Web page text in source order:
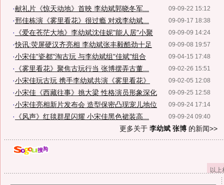
09-09-22 15:12
·献礼片《惊天动地》首映 李幼斌郭晓冬军...
09-09-17 18:38
·邢佳栋演《雾里看花》很过瘾 对戏李幼斌...
09-09-09 14:24
· 《爱在苍茫大地》李幼斌沈佳妮"能人居"小聚
09-09-08 19:57
·快讯:荧屏硬汉齐亮相 李幼斌张丰毅酷劲十足
09-04-15 17:48
·小宋佳"瓷都"淘古玩 与李幼斌组"佳斌"组合
09-02-26 15:51
· 《雾里看花》聚焦古玩行当 张博摆弄古董...
09-02-05 12:08
·小宋佳玩古玩 携手李幼斌共演《雾里看花》
09-09-25 12:58
·小宋佳《西藏往事》挑大梁 性格演员形象深化
09-09-24 17:14
·小宋佳亮相新片发布会 造型保密凸现宠儿地位
09-09-24 09:40
·
《风声》红毯群星闪耀 小宋佳黑色裙装高...
更多关于 李幼斌 张博 的新闻>>
以